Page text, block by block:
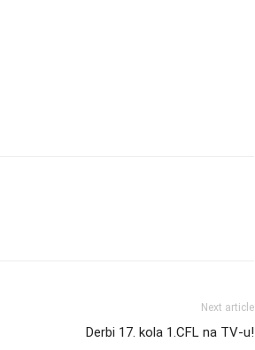
Next article
Derbi 17. kola 1.CFL na TV-u!